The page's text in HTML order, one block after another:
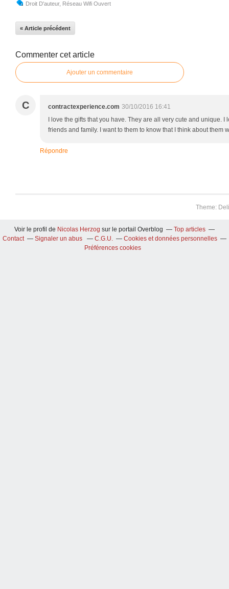
Droit D'auteur, Réseau Wifi Ouvert
« Article précédent
Commenter cet article
Ajouter un commentaire
C contractexperience.com 30/10/2016 16:41
I love the gifts that you have. They are all very cute and unique.
friends and family. I want to them to know that I think about them
Répondre
Theme:
Voir le profil de Nicolas Herzog sur le portail Overblog
Top articles
Contact
Signaler un abus C.G.U.
Cookies et données personnelles
Préférences cookies